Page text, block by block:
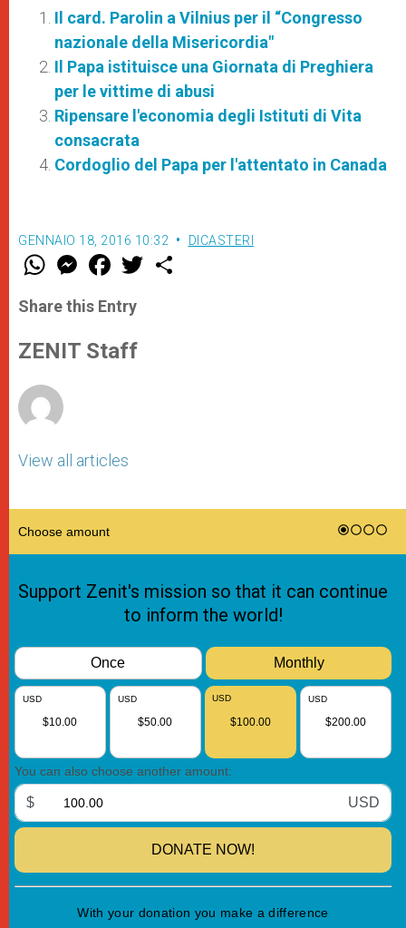
Il card. Parolin a Vilnius per il “Congresso
nazionale della Misericordia"
Il Papa istituisce una Giornata di Preghiera
per le vittime di abusi
Ripensare l'economia degli Istituti di Vita
consacrata
Cordoglio del Papa per l'attentato in Canada
GENNAIO 18, 2016 10:32 DICASTERI
W
t
s
p
p
M
e
s
e
g
e
F
a
e
b
o
k
w
Share this Entry
ZENIT Staff
View all articles